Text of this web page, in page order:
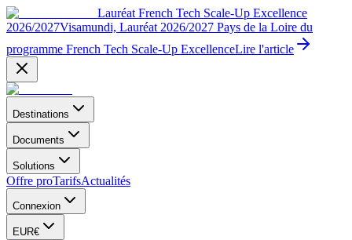
Lauréat French Tech Scale-Up Excellence
2026/2027Visamundi, Lauréat 2026/2027 Pays de la Loire du
programme French Tech Scale-Up ExcellenceLire l'article
Destinations
Documents
Solutions
Offre proTarifsActualités
Connexion
EUR€